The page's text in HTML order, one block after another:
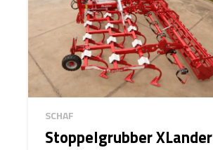
SCHAF
Stoppelgrubber XLander